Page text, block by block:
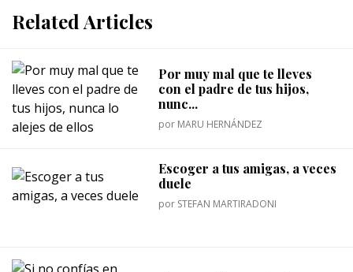
Related Articles
Por muy mal que te lleves
con el padre de tus hijos,
nunc...
por MARU HERNÁNDEZ
Escoger a tus amigas, a veces
duele
por STEFAN MARTIRADONI